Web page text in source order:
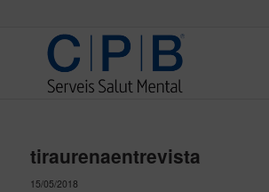
tiraurenaentrevista
15/05/2018